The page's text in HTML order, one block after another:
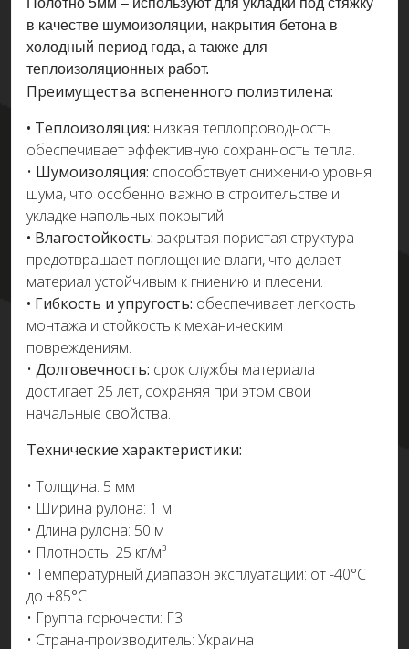
Полотно 5мм – используют для укладки под стяжку
в качестве шумоизоляции, накрытия бетона в
холодный период года, а также для
теплоизоляционных работ.
Преимущества вспененного полиэтилена:
• Теплоизоляция: низкая теплопроводность
обеспечивает эффективную сохранность тепла.
• Шумоизоляция: способствует снижению уровня
шума, что особенно важно в строительстве и
укладке напольных покрытий.
• Влагостойкость: закрытая пористая структура
предотвращает поглощение влаги, что делает
материал устойчивым к гниению и плесени.
• Гибкость и упругость: обеспечивает легкость
монтажа и стойкость к механическим
повреждениям.
• Долговечность: срок службы материала
достигает 25 лет, сохраняя при этом свои
начальные свойства.
Технические характеристики:
• Толщина: 5 мм
• Ширина рулона: 1 м
• Длина рулона: 50 м
• Плотность: 25 кг/м³
• Температурный диапазон эксплуатации: от -40°C
до +85°C
• Группа горючести: Г3
• Страна-производитель: Украина